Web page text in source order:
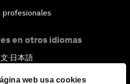
web usa cookies
profesionales
en otros idiomas
▪ 日本語